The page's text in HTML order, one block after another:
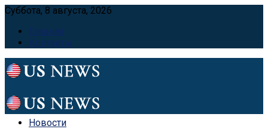
Суббота, 8 августа, 2026
Главная
Контакты
Новости